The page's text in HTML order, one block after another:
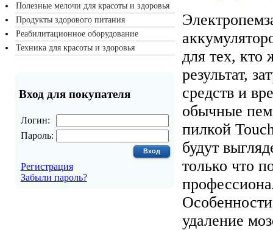
Полезные мелочи для красоты и здоровья
Продукты здорового питания
Реабилитационное оборудование
Техника для красоты и здоровья
Вход для покупателя
Логин:
Пароль:
Регистрация
Забыли пароль?
для тех, кто
результат,
средств и
обычные
пилкой
будут
только что
удаление